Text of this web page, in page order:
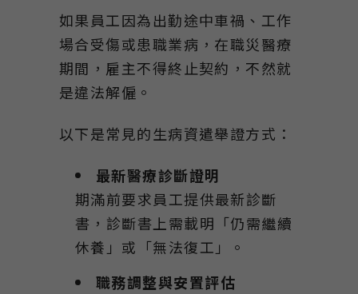
如果員工因為出勤途中車禍、工作
場合受傷或患職業病，在職災醫療
期間，雇主不得終止契約，不然就
是違法解僱。
以下是常見的生病資遣舉證方式：
最新醫療診斷證明
期滿前要求員工提供最新診斷
書，診斷書上需載明「仍需繼續
休養」或「無法復工」。
職務調整與安置評估